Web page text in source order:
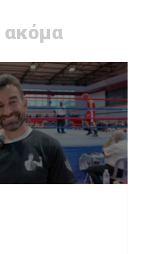
ακόμα